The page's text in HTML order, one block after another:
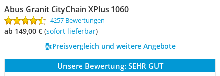
Abus Granit CityChain XPlus 1060
4257 Bewertungen
ab 149,00 € ( Sofort lieferbar)
Preisvergleich und weitere Angebote
Unsere Bewertung: SEHR GUT